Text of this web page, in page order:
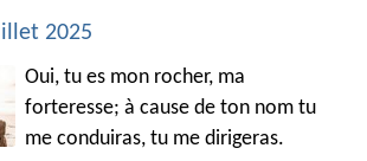
2025
Oui, tu es mon rocher, ma
forteresse; à cause de ton nom tu
me conduiras, tu me dirigeras.